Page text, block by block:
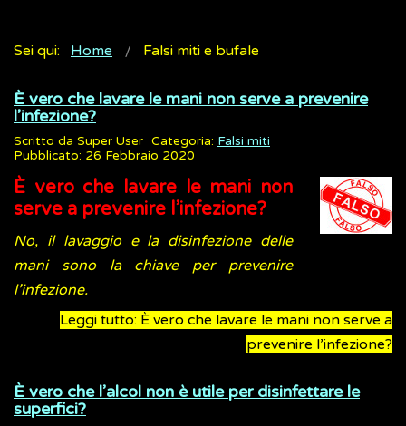
Sei qui: Home Falsi miti e bufale
È vero che lavare le mani non serve a prevenire
l’infezione?
Scritto da Super User Categoria: Falsi miti
Pubblicato: 26 Febbraio 2020
È vero che lavare le mani non
serve a prevenire l’infezione?
No, il lavaggio e la disinfezione delle
mani sono la chiave per prevenire
l’infezione.
Leggi tutto: È vero che lavare le mani non serve a
prevenire l’infezione?
È vero che l’alcol non è utile per disinfettare le
superfici?